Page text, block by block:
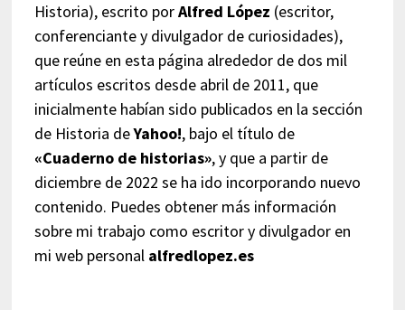
Historia), escrito porAlfred López (escritor,
conferenciante y divulgador de curiosidades),
que reúne en esta página alrededor de dos mil
artículos escritos desde abril de 2011, que
inicialmente habían sido publicados en la sección
de Historia deYahoo!, bajo el título de
«Cuaderno de historias», y que a partir de
diciembre de 2022 se ha ido incorporando nuevo
contenido. Puedes obtener más información
sobre mi trabajo como escritor y divulgador en
mi web personal alfredlopez.es